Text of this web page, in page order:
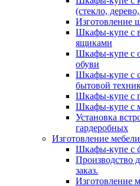
(стекло,
Изготовление
Шкафы-купе с
ящиками
Шкафы-купе с
обуви
Шкафы-купе с
бытовой
Шкафы-купе с
Шкафы-купе с
Установка
гардеробных
Изготовление
Шкафы-купе с
Производство
заказ.
Изготовление